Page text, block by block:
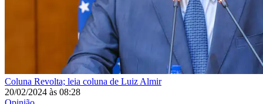
Coluna Revolta; leia coluna de Luiz Almir
20/02/2024 às 08:28